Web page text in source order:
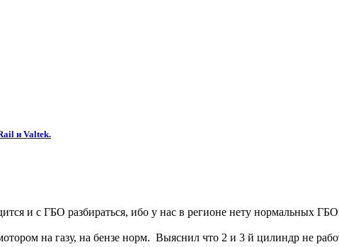
и Valtek.
и с ГБО разбираться, ибо у нас в регионе нету нормальных
на газу, на бензе норм. Выяснил что 2 и 3 й цилиндр не